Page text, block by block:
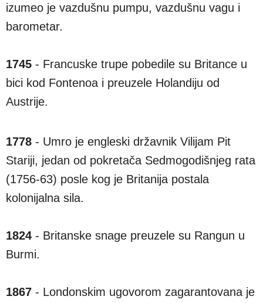
izumeo je vazdušnu pumpu, vazdušnu vagu i
barometar.
1745 - Francuske trupe pobedile su Britance u
bici kod Fontenoa i preuzele Holandiju od
Austrije.
1778 - Umro je engleski državnik Vilijam Pit
Stariji, jedan od pokretača Sedmogodišnjeg rata
(1756-63) posle kog je Britanija postala
kolonijalna sila.
1824 - Britanske snage preuzele su Rangun u
Burmi.
1867 - Londonskim ugovorom zagarantovana je